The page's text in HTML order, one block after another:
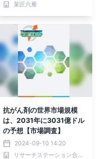
菓匠六雁
抗がん剤の世界市場規模
は、2031年に3031億ドル
の予想【市場調査】
2024-09-10 14:20
リサーチステーション合同会社